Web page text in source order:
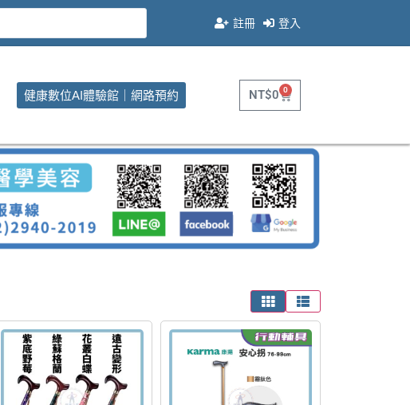
註冊 登入
健康數位AI體驗館｜網路預約 NT$0 0